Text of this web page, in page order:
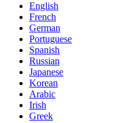
English
French
German
Portuguese
Spanish
Russian
Japanese
Korean
Arabic
Irish
Greek